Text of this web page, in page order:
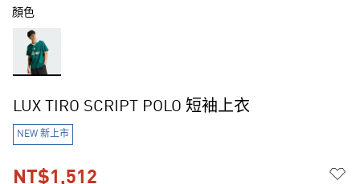
顏色
LUX TIRO SCRIPT POLO 短袖上衣
NEW 新上市
NT$1,512